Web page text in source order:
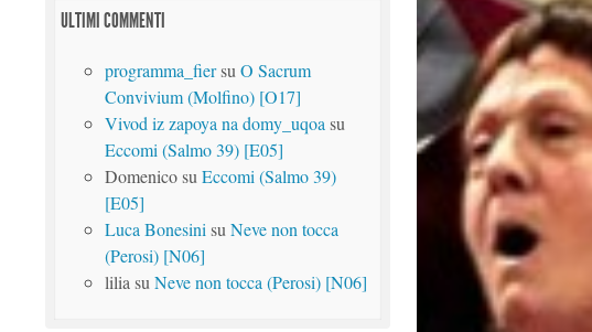
ULTIMI COMMENTI
programma_fiersuO Sacrum
Convivium (Molfino) [O17]
Vivod iz zapoya na domy_uqoa su
Eccomi (Salmo 39) [E05]
DomenicosuEccomi (Salmo 39)
[E05]
Luca Bonesini suNeve non tocca
(Perosi) [N06]
lilia suNeve non tocca (Perosi) [N06]